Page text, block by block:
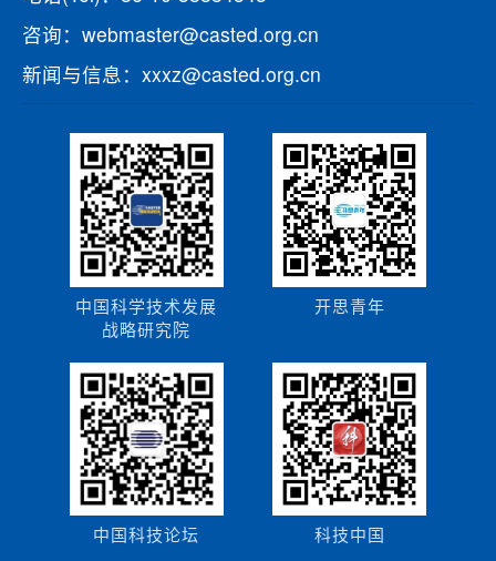
咨询：webmaster@casted.org.cn
新闻与信息：xxxz@casted.org.cn
中国科学技术发展
战略研究院
开思青年
中国科技论坛 科技中国